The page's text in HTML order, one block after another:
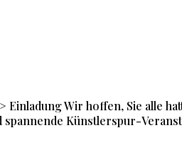
Wir hoffen, Sie alle
spannende Künstlerspur-